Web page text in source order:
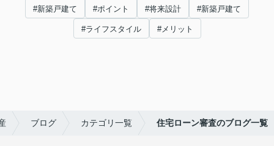
#新築戸建て #ポイント #将来設計 #新築戸建て
#ライフスタイル #メリット
ブログ カテゴリ一覧 住宅ローン審査のブログ一覧